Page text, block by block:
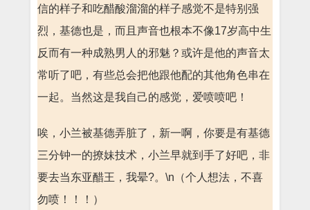
信的样子和吃醋酸溜溜的样子感觉不是特别强
烈，基德也是，而且声音也根本不像17岁高中生
反而有一种成熟男人的邪魅？或许是他的声音太
常听了吧，有些总会把他跟他配的其他角色串在
一起。当然这是我自己的感觉，爱喷喷吧！
唉，小兰被基德弄脏了，新一啊，你要是有基德
三分钟一的撩妹技术，小兰早就到手了好吧，非
要去当东亚醋王，我晕?。\n（个人想法，不喜
勿喷！！！）